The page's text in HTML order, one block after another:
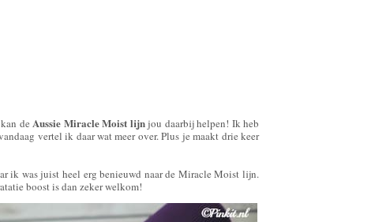
de Aussie Miracle Moist lijnjou daarbij helpen! Ik heb
vertel ik daar wat meer over. Plus je maakt drie keer
ik was juist heel erg benieuwd naar de Miracle Moist lijn.
boost is dan zeker welkom!